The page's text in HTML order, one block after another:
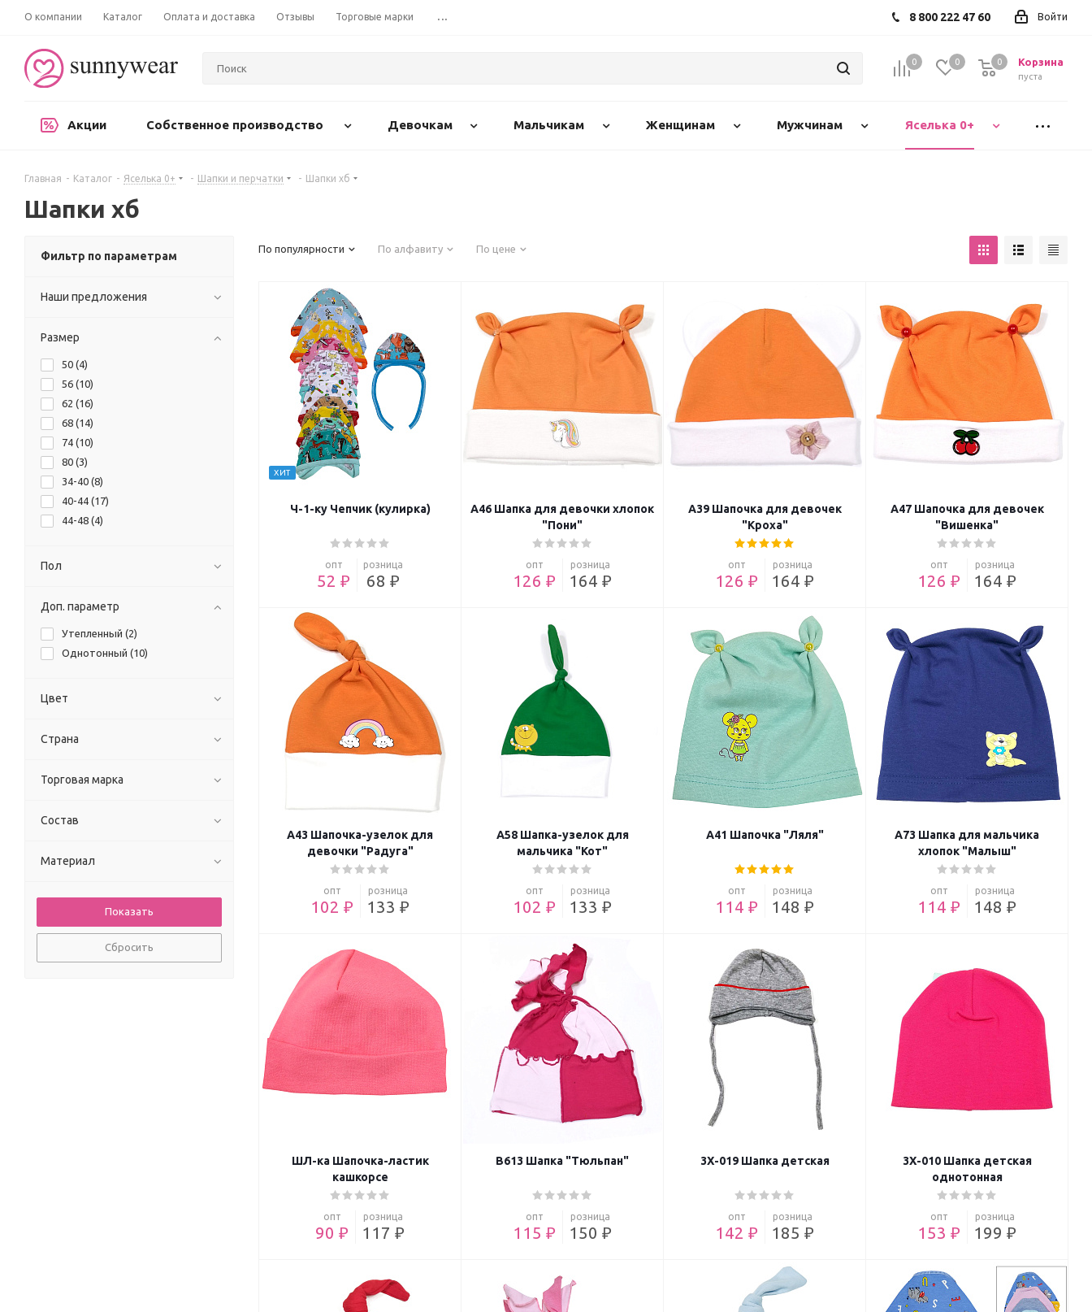
О компании Каталог Оплата и доставка Отзывы Торговые марки ... Войти
8 800 222 47 60
0 0 Корзина
пуста
0
Акции Собственное производство Девочкам Мальчикам Женщинам Мужчинам Яселька 0+
Главная - Каталог - Яселька 0+ - Шапки и перчатки - Шапки хб
Шапки хб
По популярности По алфавиту По цене
ХИТ
Ч-1-ку Чепчик (кулирка)
опт
52 ₽
розница
68 ₽
А46 Шапка для девочки хлопок
"Пони"
опт
126 ₽
розница
164 ₽
А39 Шапочка для девочек
"Кроха"
опт
126 ₽
розница
164 ₽
А47 Шапочка для девочек
"Вишенка"
опт
126 ₽
розница
164 ₽
А43 Шапочка-узелок для
девочки "Радуга"
опт
102 ₽
розница
133 ₽
А58 Шапка-узелок для
мальчика "Кот"
опт
102 ₽
розница
133 ₽
А41 Шапочка "Ляля"
опт
114 ₽
розница
148 ₽
А73 Шапка для мальчика
хлопок "Малыш"
опт
114 ₽
розница
148 ₽
ШЛ-ка Шапочка-ластик
кашкорсе
опт
90 ₽
розница
117 ₽
В613 Шапка "Тюльпан"
опт
115 ₽
розница
150 ₽
3Х-019 Шапка детская
опт
142 ₽
розница
185 ₽
3Х-010 Шапка детская
однотонная
опт
153 ₽
розница
199 ₽
Фильтр по параметрам
Наши предложения
Размер
50 (4)
56 (10)
62 (16)
68 (14)
74 (10)
80 (3)
34-40 (8)
40-44 (17)
44-48 (4)
Пол
Доп. параметр
Утепленный (2)
Однотонный (10)
Цвет
Страна
Торговая марка
Состав
Материал
Сбросить